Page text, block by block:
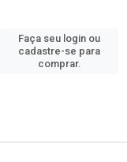
Faça seu login ou
cadastre-se para
comprar.